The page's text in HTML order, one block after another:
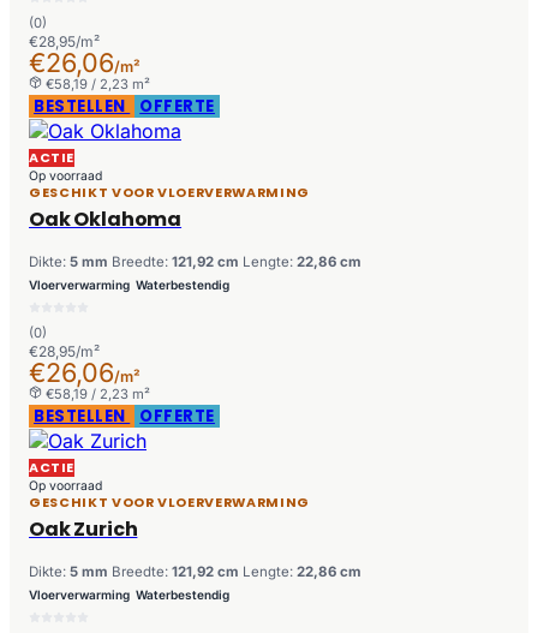
(0)
€28,95/m²
€26,06/m²
€58,19 / 2,23 m²
BESTELLEN OFFERTE
ACTIE
Op voorraad
GESCHIKT VOOR VLOERVERWARMING
Oak Oklahoma
Dikte: 5 mm Breedte: 121,92 cm Lengte: 22,86 cm
Vloerverwarming Waterbestendig
(0)
€28,95/m²
€26,06/m²
€58,19 / 2,23 m²
BESTELLEN OFFERTE
ACTIE
Op voorraad
GESCHIKT VOOR VLOERVERWARMING
Oak Zurich
Dikte: 5 mm Breedte: 121,92 cm Lengte: 22,86 cm
Vloerverwarming Waterbestendig